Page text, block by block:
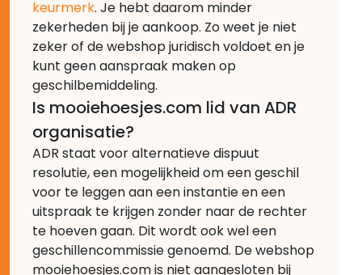
keurmerk. Je hebt daarom minder
zekerheden bij je aankoop. Zo weet je niet
zeker of de webshop juridisch voldoet en je
kunt geen aanspraak maken op
geschilbemiddeling.
Is mooiehoesjes.com lid van ADR
organisatie?
ADR staat voor alternatieve dispuut
resolutie, een mogelijkheid om een geschil
voor te leggen aan een instantie en een
uitspraak te krijgen zonder naar de rechter
te hoeven gaan. Dit wordt ook wel een
geschillencommissie genoemd. De webshop
mooiehoesjes.com is niet aangesloten bij